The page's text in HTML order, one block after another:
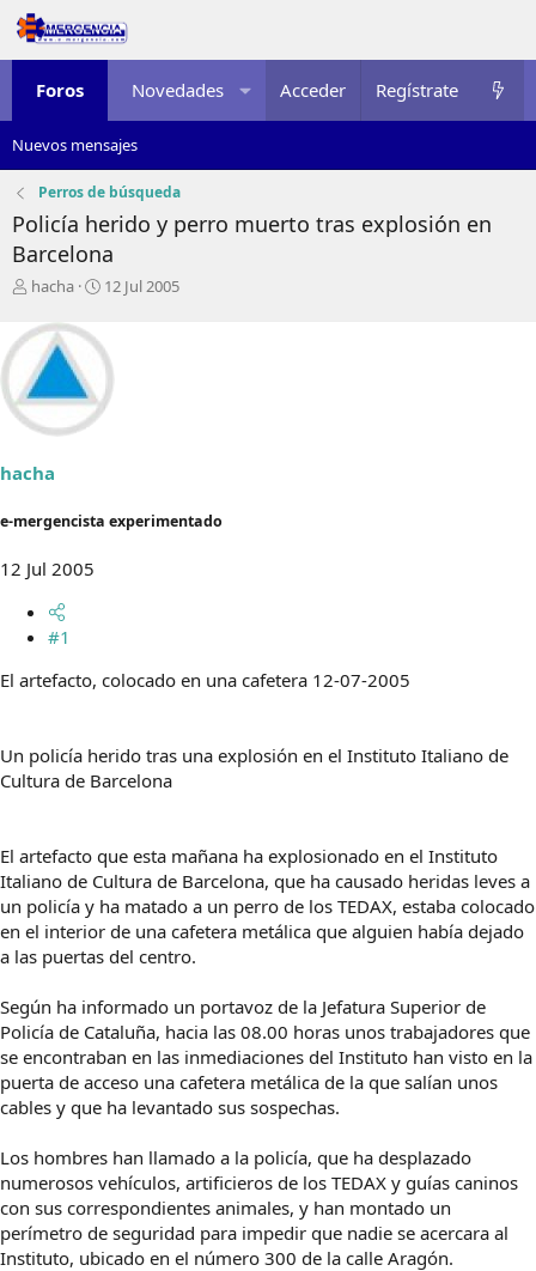
Foros Novedades Multimedia Recursos
Acceder Regístrate
Nuevos mensajes
Perros de búsqueda
Policía herido y perro muerto tras explosión en
Barcelona
I
i
i
a
o
d
l
e
a
hacha
F
h
a
d
e
i
12 Jul 2005
hacha
e-mergencista experimentado
12 Jul 2005
#1
El artefacto, colocado en una cafetera 12-07-2005
Un policía herido tras una explosión en el Instituto Italiano de
Cultura de Barcelona
El artefacto que esta mañana ha explosionado en el Instituto
Italiano de Cultura de Barcelona, que ha causado heridas leves a
un policía y ha matado a un perro de los TEDAX, estaba colocado
en el interior de una cafetera metálica que alguien había dejado
a las puertas del centro.
Según ha informado un portavoz de la Jefatura Superior de
Policía de Cataluña, hacia las 08.00 horas unos trabajadores que
se encontraban en las inmediaciones del Instituto han visto en la
puerta de acceso una cafetera metálica de la que salían unos
cables y que ha levantado sus sospechas.
Los hombres han llamado a la policía, que ha desplazado
numerosos vehículos, artificieros de los TEDAX y guías caninos
con sus correspondientes animales, y han montado un
perímetro de seguridad para impedir que nadie se acercara al
Instituto, ubicado en el número 300 de la calle Aragón.